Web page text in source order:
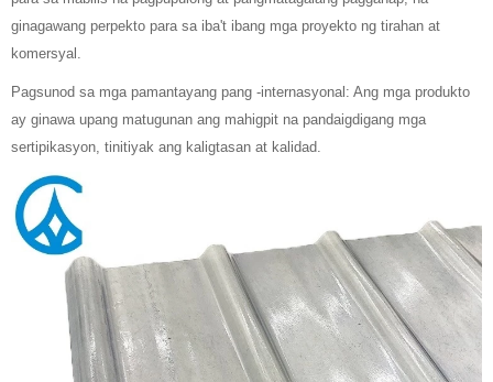
ginagawang perpekto para sa iba't ibang mga proyekto ng tirahan at
komersyal.
Pagsunod sa mga pamantayang pang -internasyonal: Ang mga produkto
ay ginawa upang matugunan ang mahigpit na pandaigdigang mga
sertipikasyon, tinitiyak ang kaligtasan at kalidad.